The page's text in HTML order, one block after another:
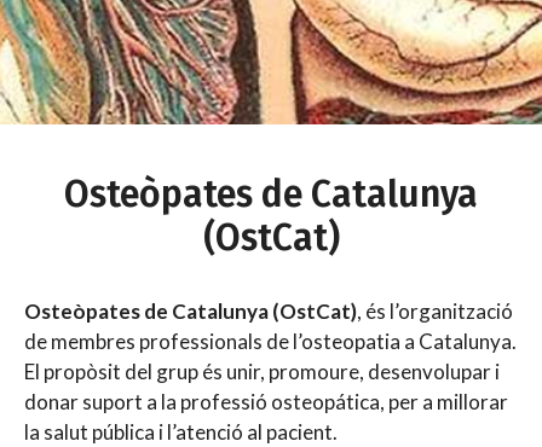
Osteòpates de Catalunya
(OstCat)
Osteòpates de Catalunya (OstCat), és l’organització
de membres professionals de l’osteopatia a Catalunya.
El propòsit del grup és unir, promoure, desenvolupar i
donar suport a la professió osteopática, per a millorar
la salut pública i l’atenció al pacient.